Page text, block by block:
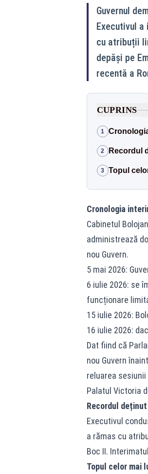
Guvernul
Executivul
cu atribuții
depăși pe
recentă a
CUPRINS
1
2 Recordul
3 Topul
Cronologia
Cabinetul
administrează
nou Guvern.
5 mai 2026:
6 iulie 2026: se
funcționare
15 iulie 2026:
16 iulie 2026:
Dat fiind că
nou Guvern
reluarea
Palatul Victoria
Recordul deținut
Executivul
a rămas cu
Boc II.
Topul celor mai